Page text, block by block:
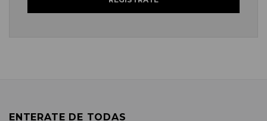
ENTERATE DE TODAS